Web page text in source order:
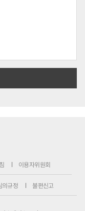
이용자위원회
의규정 불편신고